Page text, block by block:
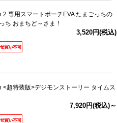
2 専用スマートポーチEVA たまごっちの
ち おまちど～さま！
3,520円(税込)
<超特装版>デジモンストーリー タイムス
7,920円(税込)～